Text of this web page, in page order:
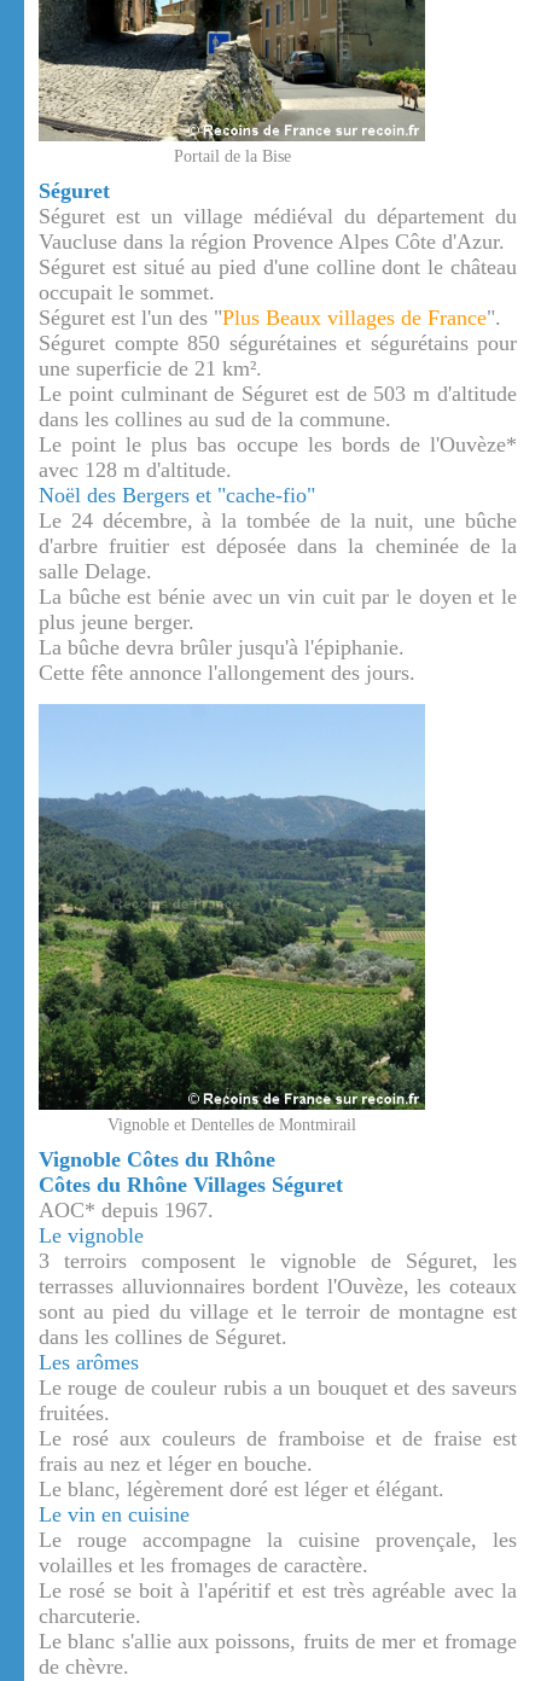
Portail de la Bise
Séguret
Séguret est un village médiéval du département du
Vaucluse dans la région Provence Alpes Côte d'Azur.
Séguret est situé au pied d'une colline dont le château
occupait le sommet.
Séguret est l'un des "Plus Beaux villages de France".
Séguret compte 850 ségurétaines et ségurétains pour
une superficie de 21 km².
Le point culminant de Séguret est de 503 m d'altitude
dans les collines au sud de la commune.
Le point le plus bas occupe les bords de l'Ouvèze*
avec 128 m d'altitude.
Noël des Bergers et "cache-fio"
Le 24 décembre, à la tombée de la nuit, une bûche
d'arbre fruitier est déposée dans la cheminée de la
salle Delage.
La bûche est bénie avec un vin cuit par le doyen et le
plus jeune berger.
La bûche devra brûler jusqu'à l'épiphanie.
Cette fête annonce l'allongement des jours.
Vignoble et Dentelles de Montmirail
Vignoble Côtes du Rhône
Côtes du Rhône Villages Séguret
AOC* depuis 1967.
Le vignoble
3 terroirs composent le vignoble de Séguret, les
terrasses alluvionnaires bordent l'Ouvèze, les coteaux
sont au pied du village et le terroir de montagne est
dans les collines de Séguret.
Les arômes
Le rouge de couleur rubis a un bouquet et des saveurs
fruitées.
Le rosé aux couleurs de framboise et de fraise est
frais au nez et léger en bouche.
Le blanc, légèrement doré est léger et élégant.
Le vin en cuisine
Le rouge accompagne la cuisine provençale, les
volailles et les fromages de caractère.
Le rosé se boit à l'apéritif et est très agréable avec la
charcuterie.
Le blanc s'allie aux poissons, fruits de mer et fromage
de chèvre.